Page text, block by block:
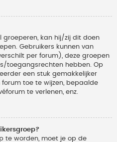
groeperen, kan hij/zij dit doen
Gebruikers kunnen van
per forum), deze groepen
toegangsrechten hebben. Op
een stuk gemakkelijker
toe te wijzen, bepaalde
te verlenen, enz.
te worden, moet je op de